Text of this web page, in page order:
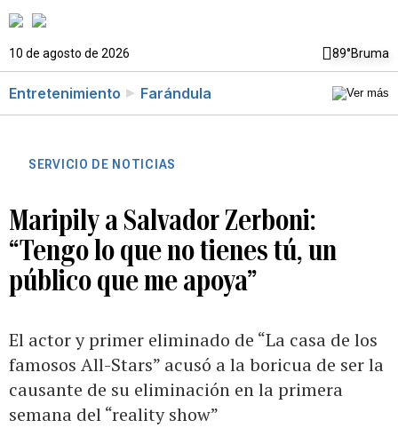
10 de agosto de 2026 89°Bruma
Entretenimiento Farándula
SERVICIO DE NOTICIAS
Maripily a Salvador Zerboni:
“Tengo lo que no tienes tú, un
público que me apoya”
El actor y primer eliminado de “La casa de los
famosos All-Stars” acusó a la boricua de ser la
causante de su eliminación en la primera
semana del “reality show”